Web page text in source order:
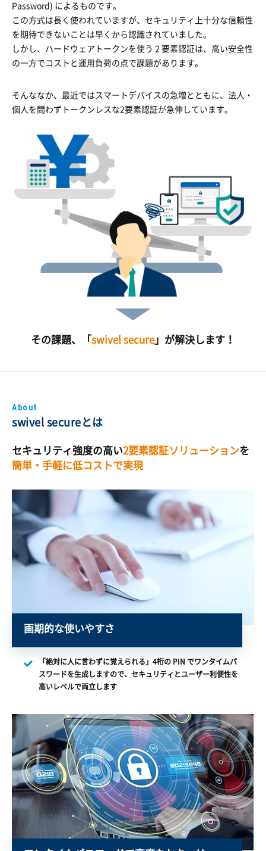
Password) によるものです。
この方式は長く使われていますが、セキュリティ上十分な信頼性
を期待できないことは早くから認識されていました。
しかし、ハードウェアトークンを使う 2 要素認証は、高い安全性
の一方でコストと運用負荷の点で課題があります。
そんななか、最近ではスマートデバイスの急増とともに、法人・
個人を問わずトークンレスな2要素認証が急伸しています。
その課題、「 swivel secure」が解決します！
About
swivel secureとは
セキュリティ強度の高い2要素認証ソリューションを
簡単・手軽に低コストで実現
画期的な使いやすさ
「絶対に人に言わずに覚えられる」4桁の PIN でワンタイムパ
スワードを生成しますので、セキュリティとユーザー利便性を
高いレベルで両立します